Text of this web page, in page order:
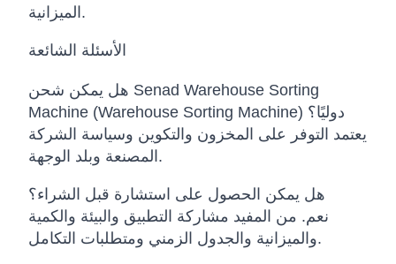
الميزانية.
الأسئلة الشائعة
هل يمكن شحن Senad Warehouse Sorting
Machine (Warehouse Sorting Machine) دوليًا؟
يعتمد التوفر على المخزون والتكوين وسياسة الشركة
المصنعة وبلد الوجهة.
هل يمكن الحصول على استشارة قبل الشراء؟
نعم. من المفيد مشاركة التطبيق والبيئة والكمية
والميزانية والجدول الزمني ومتطلبات التكامل.